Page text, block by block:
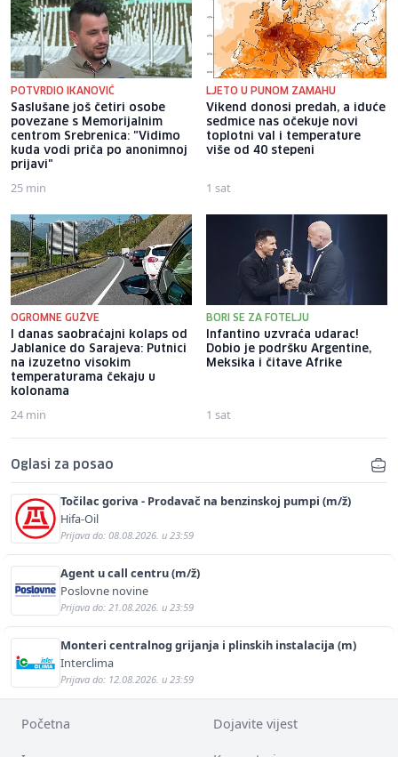
POTVRDIO IKANOVIĆ
Saslušane još četiri osobe
povezane s Memorijalnim
centrom Srebrenica: "Vidimo
kuda vodi priča po anonimnoj
prijavi"
25 min
LJETO U PUNOM ZAMAHU
Vikend donosi predah, a iduće
sedmice nas očekuje novi
toplotni val i temperature
više od 40 stepeni
1 sat
OGROMNE GUŽVE
I danas saobraćajni kolaps od
Jablanice do Sarajeva: Putnici
na izuzetno visokim
temperaturama čekaju u
kolonama
24 min
BORI SE ZA FOTELJU
Infantino uzvraća udarac!
Dobio je podršku Argentine,
Meksika i čitave Afrike
1 sat
Oglasi za posao
Točilac goriva - Prodavač na benzinskoj pumpi (m/ž)
Hifa-Oil
Prijava do: 08.08.2026. u 23:59
Agent u call centru (m/ž)
Poslovne novine
Prijava do: 21.08.2026. u 23:59
Monteri centralnog grijanja i plinskih instalacija (m)
Interclima
Prijava do: 12.08.2026. u 23:59
Početna Dojavite vijest